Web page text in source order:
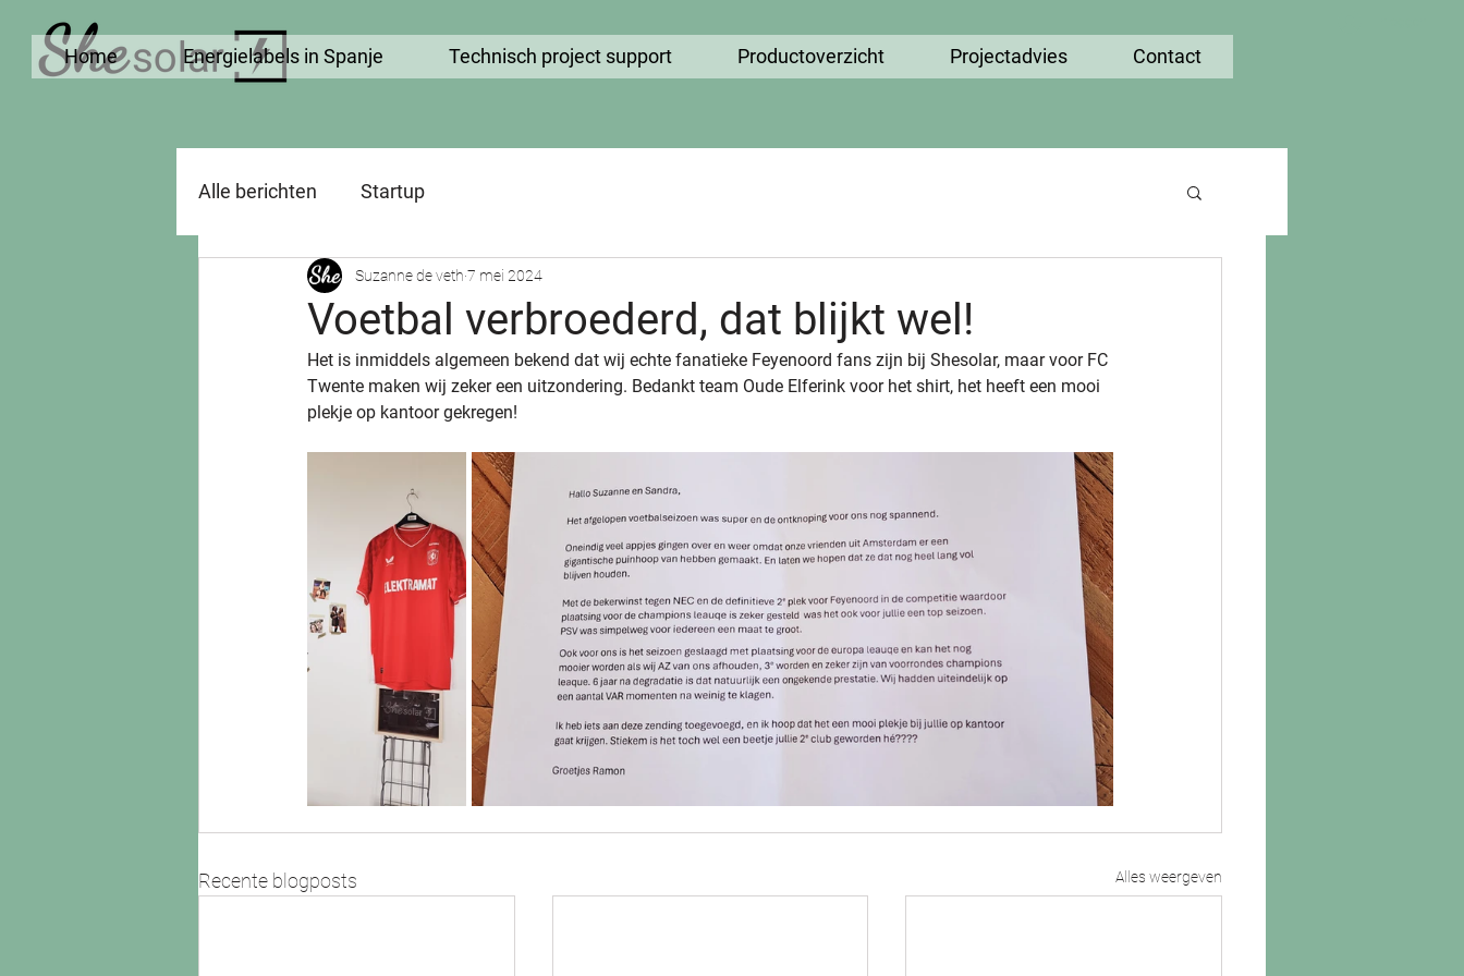
Home Energielabels in Spanje Technisch project support Productoverzicht Projectadvies Contact
Alle berichten Startup
Voetbal verbroederd, dat blijkt wel!
Suzanne de veth 7 mei 2024
Het is inmiddels algemeen bekend dat wij echte fanatieke Feyenoord fans zijn bij Shesolar, maar voor FC
Twente maken wij zeker een uitzondering. Bedankt team Oude Elferink voor het shirt, het heeft een mooi
plekje op kantoor gekregen!
Recente blogposts Alles weergeven